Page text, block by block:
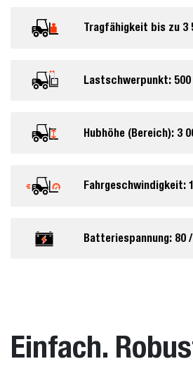
Tragfähigkeit bis zu 3
Lastschwerpunkt: 500
Hubhöhe (Bereich): 3
Fahrgeschwindigkeit:
Batteriespannung: 80 /
Einfach.